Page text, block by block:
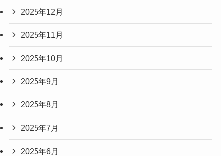
2025年12月
2025年11月
2025年10月
2025年9月
2025年8月
2025年7月
2025年6月